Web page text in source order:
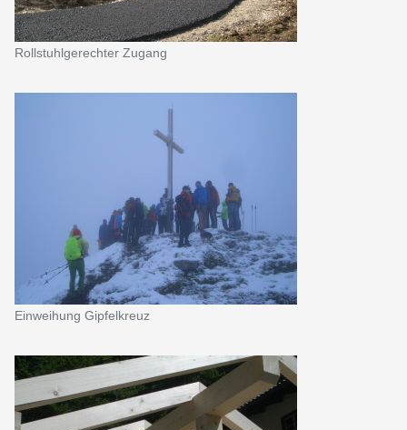
Rollstuhlgerechter Zugang
Einweihung Gipfelkreuz